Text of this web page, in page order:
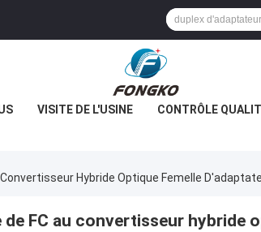
VISITE DE L'USINE CONTRÔLE
Convertisseur Hybride Optique Femelle
de FC au convertisseur hybride